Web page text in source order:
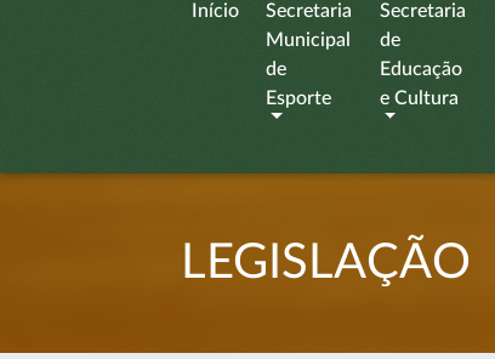
Início
Secretaria
Municipal
de
Esporte
Secretaria
de
Educação
e Cultura
LEGISLAÇÃO